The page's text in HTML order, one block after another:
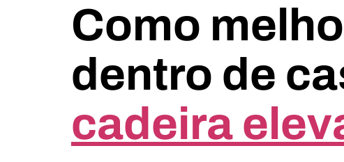
Como
dentro de
cadeira